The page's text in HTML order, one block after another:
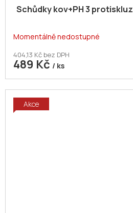
Schůdky kov+PH 3
Momentálně nedostupné
404,13 Kč bez DPH
489 Kč / ks
Akce